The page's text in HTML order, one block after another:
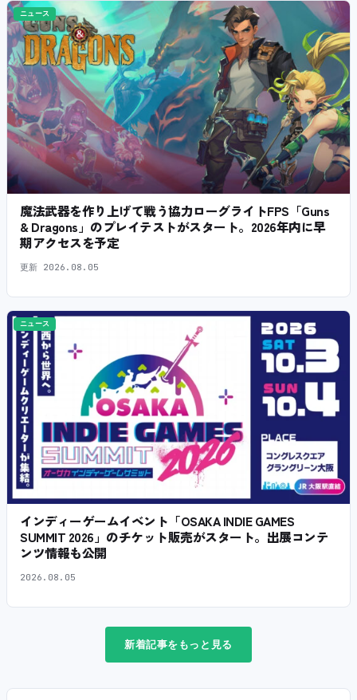
ニュース
魔法武器を作り上げて戦う協力ローグライトFPS「Guns
& Dragons」のプレイテストがスタート。2026年内に早
期アクセスを予定
更新 2026.08.05
ニュース
インディーゲームイベント「OSAKA INDIE GAMES
SUMMIT 2026」のチケット販売がスタート。出展コンテ
ンツ情報も公開
2026.08.05
新着記事をもっと見る